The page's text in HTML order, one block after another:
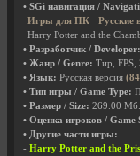
• SGi навигация /
Игры для ПК
Русские
Harry Potter and the
• Разработчик / Developer:
• Жанр / Genre: Тир, FPS,
• Язык: Русская версия
• Тип игры / Game Type:
• Размер / Size: 269.00 Мб.
• Оценка игроков / Game
• Другие части игры:
- Harry Potter and the